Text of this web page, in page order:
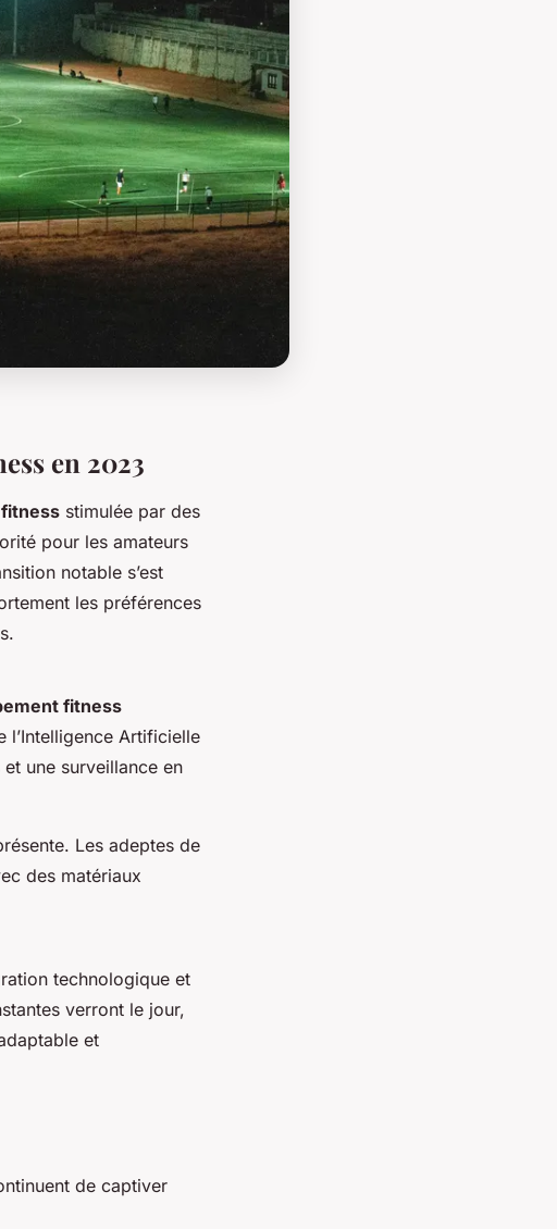
en 2023
stimulée par des
pour les amateurs
notable s’est
les préférences
fitness
l’Intelligence Artificielle
une surveillance en
Les adeptes de
des matériaux
technologique et
verront le jour,
et
de captiver